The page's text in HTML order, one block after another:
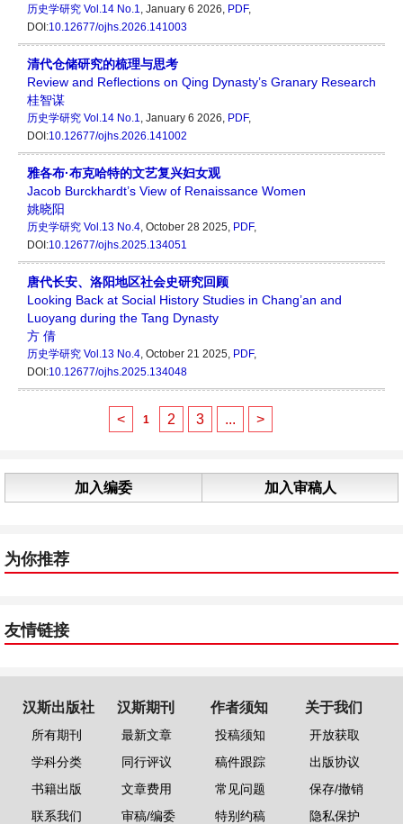
历史学研究 Vol.14 No.1, January 6 2026, PDF,
DOI:10.12677/ojhs.2026.141003
清代仓储研究的梳理与思考
Review and Reflections on Qing Dynasty’s Granary Research
桂智谋
历史学研究 Vol.14 No.1, January 6 2026, PDF,
DOI:10.12677/ojhs.2026.141002
雅各布·布克哈特的文艺复兴妇女观
Jacob Burckhardt’s View of Renaissance Women
姚晓阳
历史学研究 Vol.13 No.4, October 28 2025, PDF,
DOI:10.12677/ojhs.2025.134051
唐代长安、洛阳地区社会史研究回顾
Looking Back at Social History Studies in Chang’an and
Luoyang during the Tang Dynasty
方 倩
历史学研究 Vol.13 No.4, October 21 2025, PDF,
DOI:10.12677/ojhs.2025.134048
< 1 2 3 ... >
加入编委 加入审稿人
为你推荐
友情链接
汉斯出版社
所有期刊
学科分类
书籍出版
联系我们
汉斯期刊
最新文章
同行评议
文章费用
审稿/编委
作者须知
投稿须知
稿件跟踪
常见问题
特别约稿
关于我们
开放获取
出版协议
保存/撤销
隐私保护